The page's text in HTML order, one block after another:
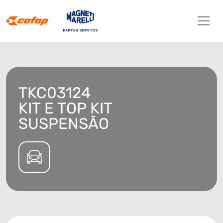
TKC03124
KIT E TOP KIT
SUSPENSÃO